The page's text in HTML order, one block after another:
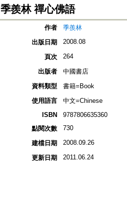
季羨林 禪心佛語
作者
季羨林
出版日期
2008.08
頁次 264
出版者
中國書店
資料類型
書籍=Book
使用語言
中文=Chinese
ISBN
9787806635360
點閱次數
730
建檔日期 2008.09.26
更新日期 2011.06.24